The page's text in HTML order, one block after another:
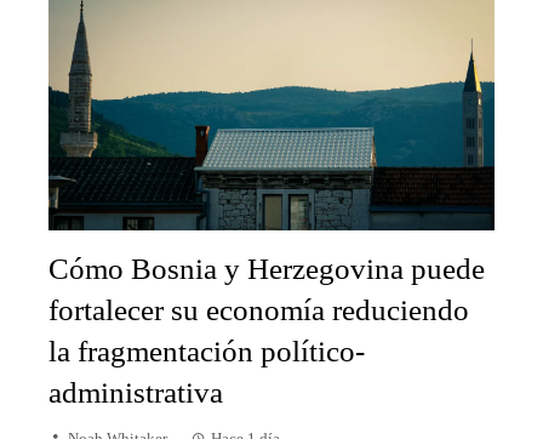
Cómo Bosnia y Herzegovina puede
fortalecer su economía reduciendo
la fragmentación político-
administrativa